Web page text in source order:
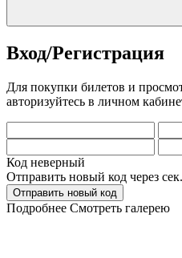
Вход/Регистрация
Для покупки билетов и
авторизуйтесь в личном
Код неверный
Отправить новый код через сек.
Отправить новый код
Подробнее Смотреть галерею